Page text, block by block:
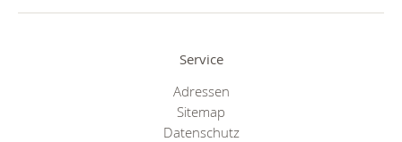
Service
Adressen
Sitemap
Datenschutz